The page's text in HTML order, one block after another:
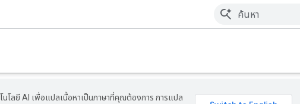
นโลยี AI เพื่อแปลเนื้อหาเป็นภาษาที่คุณต้องการ การแปล